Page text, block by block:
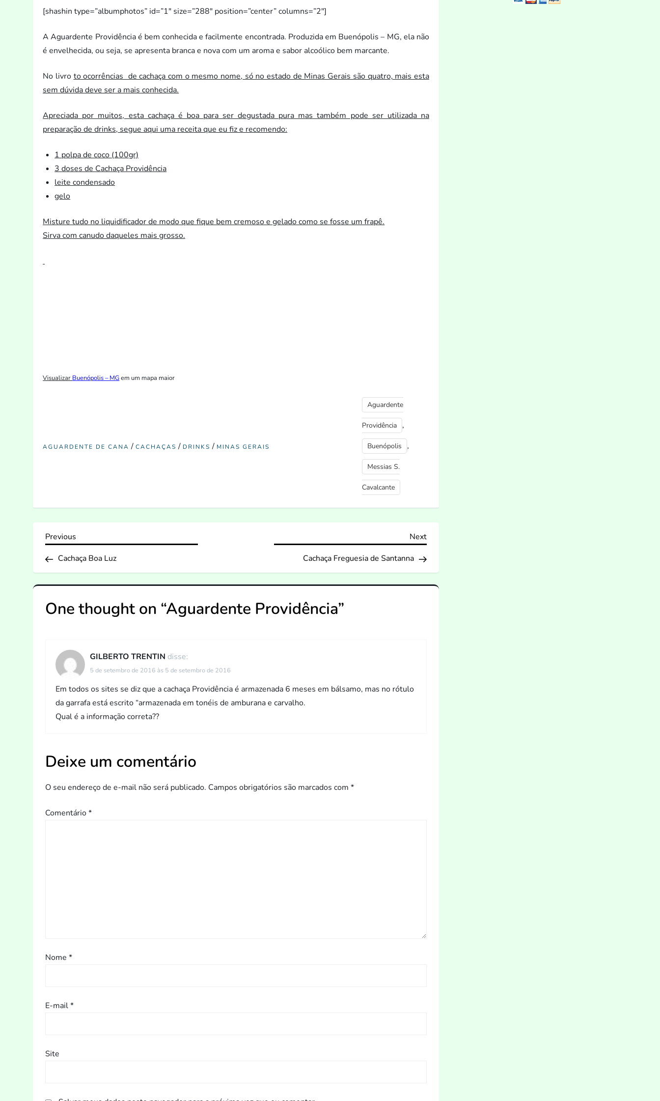
[shashin type=”albumphotos” id=”1″ size=”288″ position=”center” columns=”2″]
A Aguardente Providência é bem conhecida e facilmente encontrada. Produzida em Buenópolis – MG, ela não
é envelhecida, ou seja, se apresenta branca e nova com um aroma e sabor alcoólico bem marcante.
No livro to ocorrências de cachaça com o mesmo nome, só no estado de Minas Gerais são quatro, mais esta
sem dúvida deve ser a mais conhecida.
Apreciada por muitos, esta cachaça é boa para ser degustada pura mas também pode ser utilizada na
preparação de drinks, segue aqui uma receita que eu fiz e recomendo:
1 polpa de coco (100gr)
3 doses de Cachaça Providência
leite condensado
gelo
Misture tudo no liquidificador de modo que fique bem cremoso e gelado como se fosse um frapê.
Sirva com canudo daqueles mais grosso.
Visualizar Buenópolis – MGem um mapa maior
AGUARDENTE DE CANA /CACHAÇAS / DRINKS / MINAS GERAIS
Aguardente
Providência ,
Buenópolis ,
Messias S.
Cavalcante
N
a
v
e
e
P
o
Previous
Previous
Cachaça Boa Luz
Next
Next
Cachaça Freguesia de Santanna
One thought on “Aguardente Providência”
GILBERTO TRENTIN disse:
5 de setembro de 2016 às 5 de setembro de 2016
Em todos os sites se diz que a cachaça Providência é armazenada 6 meses em bálsamo, mas no rótulo
da garrafa está escrito “armazenada em tonéis de amburana e carvalho.
Qual é a informação correta??
Deixe um comentário
O seu endereço de e-mail não será publicado. Campos obrigatórios são marcados com*
Comentário*
Nome*
E-mail*
Site